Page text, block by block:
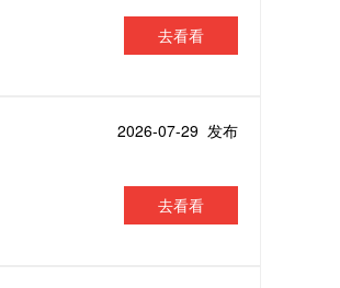
去看看
2026-07-29 发布
去看看